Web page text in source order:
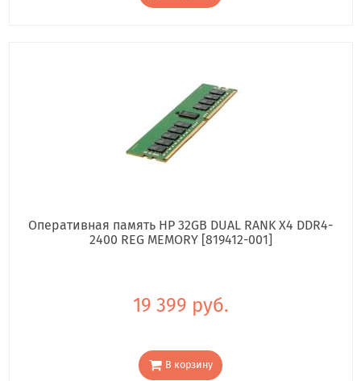
Оперативная память HP 32GB DUAL RANK X4 DDR4-
2400 REG MEMORY [819412-001]
19 399 руб.
В корзину